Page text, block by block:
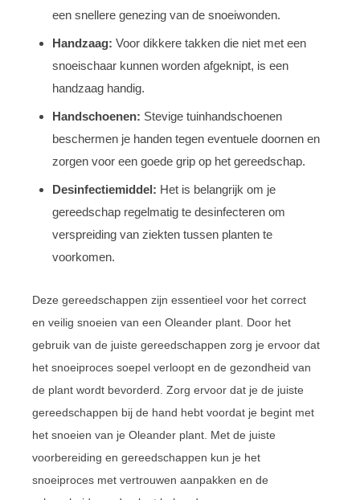
een snellere genezing van de snoeiwonden.
Handzaag: Voor dikkere takken die niet met een
snoeischaar kunnen worden afgeknipt, is een
handzaag handig.
Handschoenen: Stevige tuinhandschoenen
beschermen je handen tegen eventuele doornen en
zorgen voor een goede grip op het gereedschap.
Desinfectiemiddel: Het is belangrijk om je
gereedschap regelmatig te desinfecteren om
verspreiding van ziekten tussen planten te
voorkomen.
Deze gereedschappen zijn essentieel voor het correct
en veilig snoeien van een Oleander plant. Door het
gebruik van de juiste gereedschappen zorg je ervoor dat
het snoeiproces soepel verloopt en de gezondheid van
de plant wordt bevorderd. Zorg ervoor dat je de juiste
gereedschappen bij de hand hebt voordat je begint met
het snoeien van je Oleander plant. Met de juiste
voorbereiding en gereedschappen kun je het
snoeiproces met vertrouwen aanpakken en de